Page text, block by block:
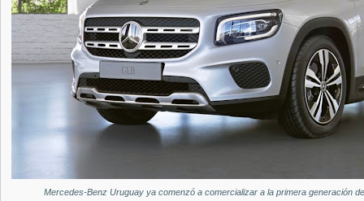
Mercedes-Benz Uruguay ya comenzó a comercializar a la primera generación